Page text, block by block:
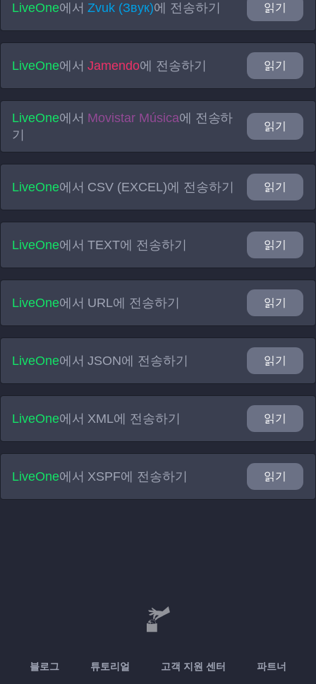
LiveOne에서Zvuk (Звук)에 전송하기 읽기
LiveOne에서Jamendo에 전송하기 읽기
LiveOne에서 Movistar Música에 전송하
기
읽기
LiveOne에서 CSV (EXCEL)에 전송하기 읽기
LiveOne에서TEXT에 전송하기 읽기
LiveOne에서 URL에 전송하기 읽기
LiveOne에서JSON에 전송하기 읽기
LiveOne에서 XML에 전송하기 읽기
LiveOne에서 XSPF에 전송하기 읽기
블로그 튜토리얼 고객 지원 센터 파트너